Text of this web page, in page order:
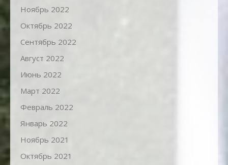
Ноябрь 2022
Октябрь 2022
Сентябрь 2022
Август 2022
Июнь 2022
Март 2022
Февраль 2022
Январь 2022
Ноябрь 2021
Октябрь 2021